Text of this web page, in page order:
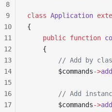
class Application
{
    public
function
    {
// Add by
        $commands
->add
// Add
        $commands
->add
8
9
10
11
12
13
14
15
16
17